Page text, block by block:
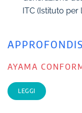
ITC (Istituto per
AYAMA
LEGGI